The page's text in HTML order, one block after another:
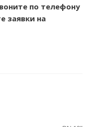
по телефону
заявки на